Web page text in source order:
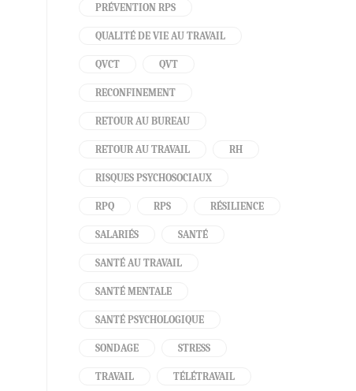
PRÉVENTION RPS
QUALITÉ DE VIE AU TRAVAIL
QVCT QVT
RECONFINEMENT
RETOUR AU BUREAU
RETOUR AU TRAVAIL RH
RISQUES PSYCHOSOCIAUX
RPQ RPS RÉSILIENCE
SALARIÉS SANTÉ
SANTÉ AU TRAVAIL
SANTÉ MENTALE
SANTÉ PSYCHOLOGIQUE
SONDAGE STRESS
TRAVAIL TÉLÉTRAVAIL